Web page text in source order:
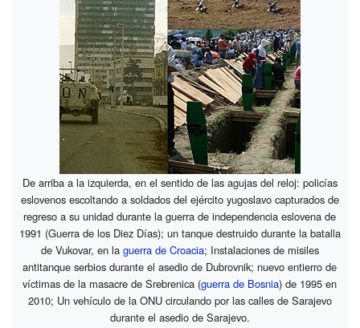
De arriba a la izquierda, en el sentido de las agujas del reloj: policías
eslovenos escoltando a soldados del ejército yugoslavo capturados de
regreso a su unidad durante la guerra de independencia eslovena de
1991 (Guerra de los Diez Días); un tanque destruido durante la batalla
de Vukovar, en la guerra de Croacia; Instalaciones de misiles
antitanque serbios durante el asedio de Dubrovnik; nuevo entierro de
víctimas de la masacre de Srebrenica (guerra de Bosnia) de 1995 en
2010; Un vehículo de la ONU circulando por las calles de Sarajevo
durante el asedio de Sarajevo.